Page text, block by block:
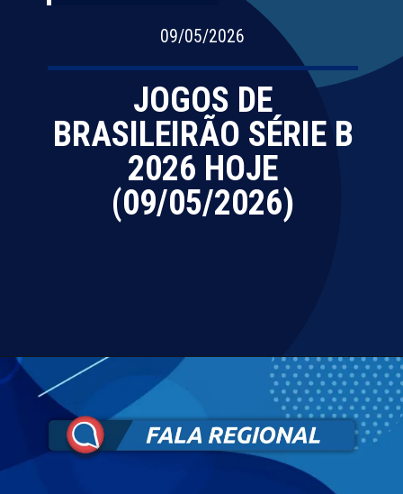
09/05/2026
JOGOS DE
BRASILEIRÃO SÉRIE B
2026 HOJE
(09/05/2026)